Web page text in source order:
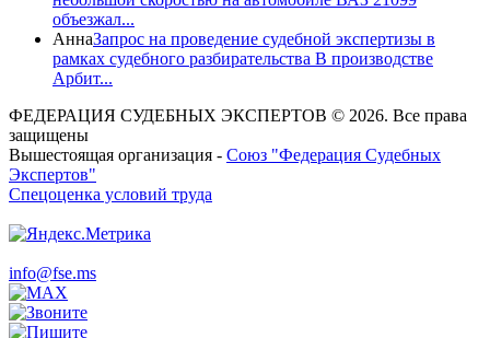
объезжал...
АннаЗапрос на проведение судебной экспертизы в
рамках судебного разбирательства В производстве
Арбит...
ФЕДЕРАЦИЯ СУДЕБНЫХ ЭКСПЕРТОВ © 2026. Все права
защищены
Вышестоящая организация - Союз "Федерация Судебных
Экспертов"
Спецоценка условий труда
info@fse.ms